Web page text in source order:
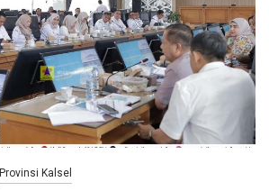
Provinsi Kalsel